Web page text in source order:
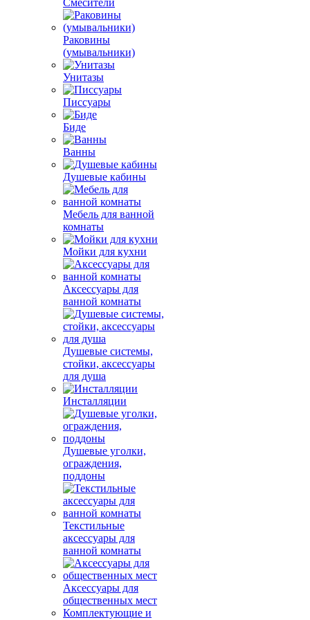
Смесители
Раковины
(умывальники)
Унитазы
Писсуары
Биде
Ванны
Душевые кабины
Мебель для ванной
комнаты
Мойки для кухни
Аксессуары для
ванной комнаты
Душевые системы,
стойки, аксессуары
для душа
Инсталляции
Душевые уголки,
ограждения,
поддоны
Текстильные
аксессуары для
ванной комнаты
Аксессуары для
общественных мест
Комплектующие и